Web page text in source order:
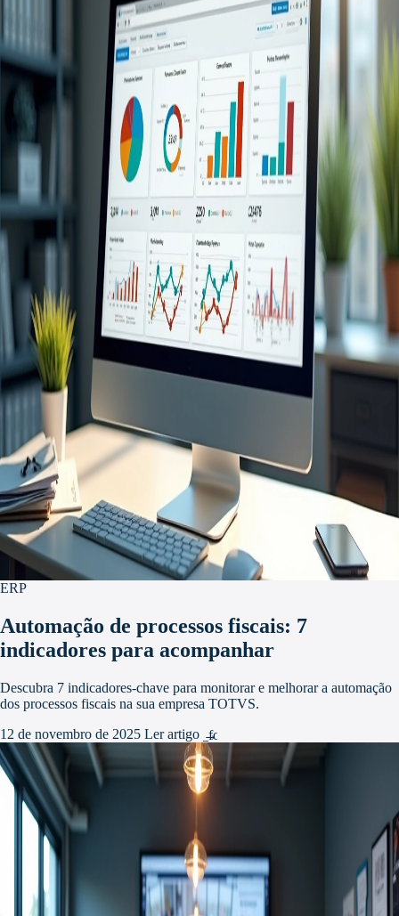
ERP
Automação de processos fiscais: 7
indicadores para acompanhar
Descubra 7 indicadores-chave para monitorar e melhorar a automação
dos processos fiscais na sua empresa TOTVS.
12 de novembro de 2025 Ler artigo
arrow_forward